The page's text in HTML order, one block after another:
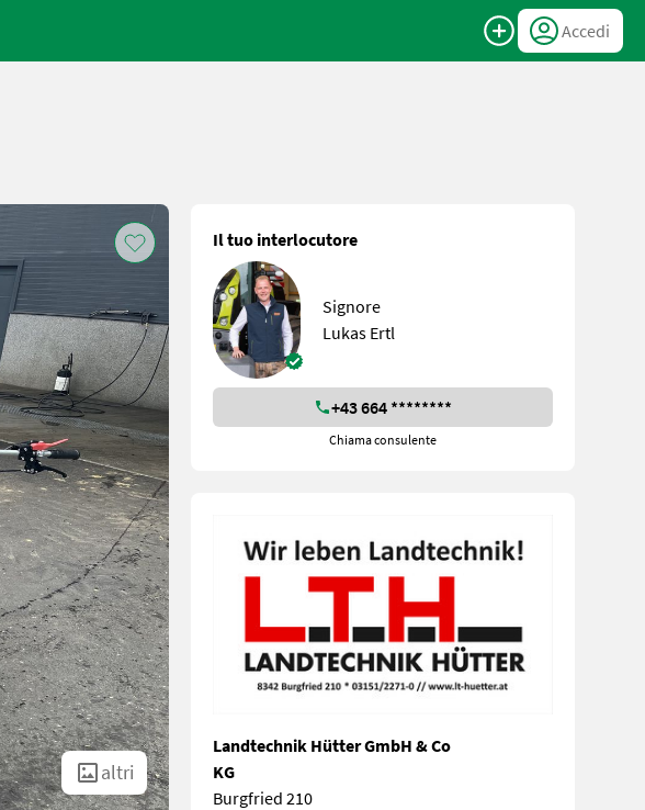
Accedi
altri
Il tuo interlocutore
Signore
Lukas Ertl
+43 664 ********
Chiama consulente
Landtechnik Hütter GmbH & Co
KG
Burgfried 210